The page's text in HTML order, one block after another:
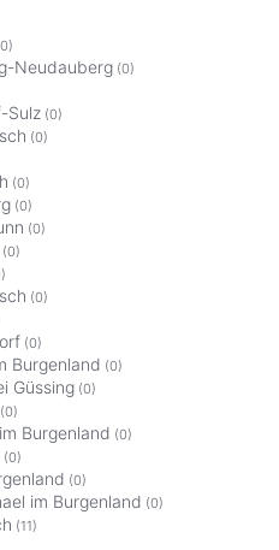
Neudauberg (0)
Sulz (0)
(0)
(0)
(0)
(0)
(0)
(0)
(0)
Burgenland (0)
Güssing (0)
(0)
Burgenland (0)
(0)
(0)
im Burgenland (0)
(11)